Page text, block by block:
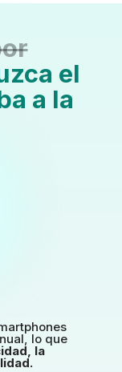
el
a la
lo que
la